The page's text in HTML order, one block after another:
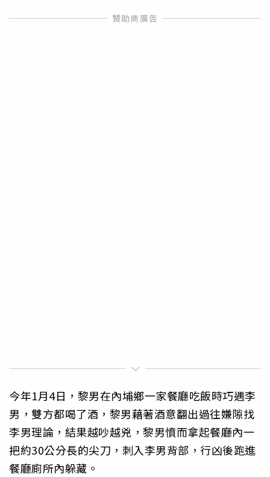
今年1月4日，黎男在內埔鄉一家餐廳吃飯時巧遇李
男，雙方都喝了酒，黎男藉著酒意翻出過往嫌隙找
李男理論，結果越吵越兇，黎男憤而拿起餐廳內一
把約30公分長的尖刀，刺入李男背部，行凶後跑進
餐廳廁所內躲藏。